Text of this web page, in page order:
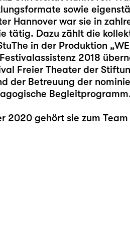
sowie
Hannover war sie in
tätig. Dazu zählt die
in der Produktion
2018
Freier Theater der
der Betreuung der
2020 gehört sie zum